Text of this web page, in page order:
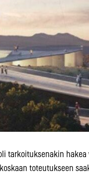
tarkoituksenakin hakea
toteutukseen